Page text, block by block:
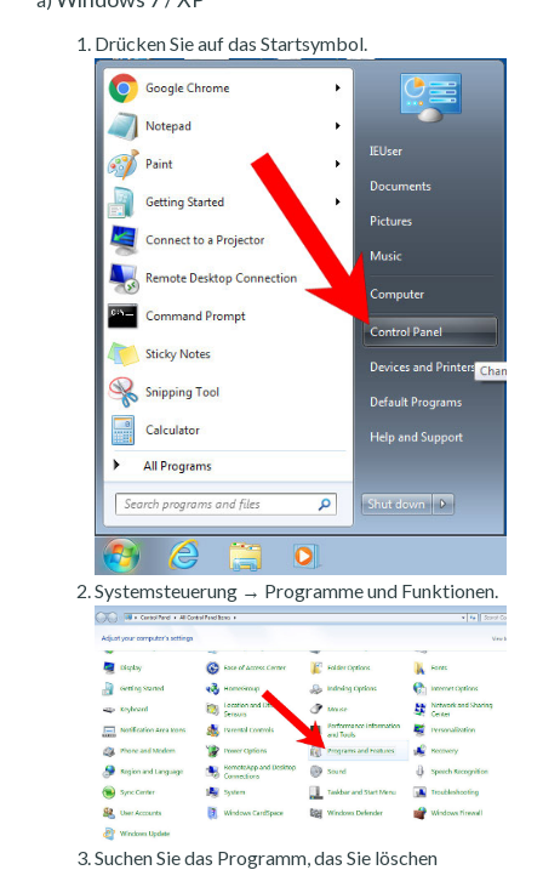
Drücken Sie auf das Startsymbol.
Systemsteuerung → Programme und Funktionen.
Suchen Sie das Programm, das Sie löschen